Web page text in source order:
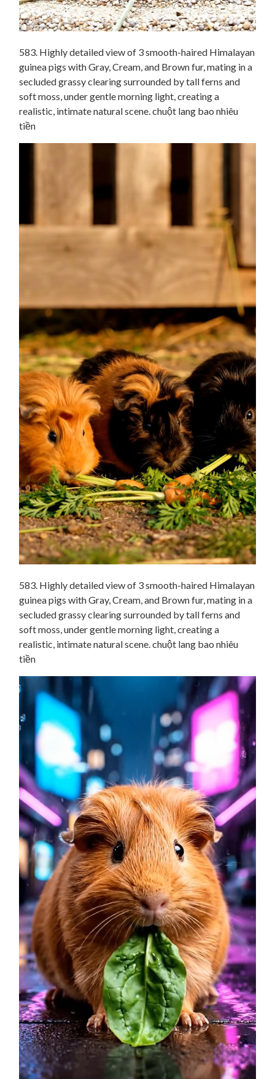
583. Highly detailed view of 3 smooth-haired Himalayan
guinea pigs with Gray, Cream, and Brown fur, mating in a
secluded grassy clearing surrounded by tall ferns and
soft moss, under gentle morning light, creating a
realistic, intimate natural scene. chuột lang bao nhiêu
tiền
583. Highly detailed view of 3 smooth-haired Himalayan
guinea pigs with Gray, Cream, and Brown fur, mating in a
secluded grassy clearing surrounded by tall ferns and
soft moss, under gentle morning light, creating a
realistic, intimate natural scene. chuột lang bao nhiêu
tiền